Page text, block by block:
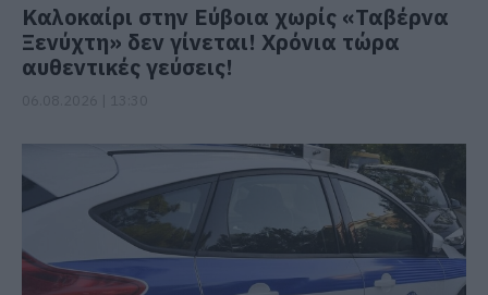
Καλοκαίρι στην Εύβοια χωρίς «Ταβέρνα
Ξενύχτη» δεν γίνεται! Χρόνια τώρα
αυθεντικές γεύσεις!